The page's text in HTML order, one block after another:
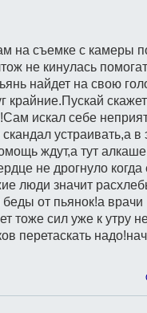
на съемке с камеры
не кинулась
найдет на свою
крайние.Пускай скажет
искал себе
устраивать,а в
ждут,а тут
не дрогнуло когда
люди значит
от пьянок!а врачи
тоже сил уже к утру
перетаскать